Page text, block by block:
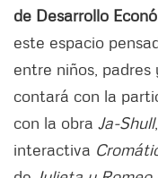
de Desarrollo
este espacio
entre niños, padres
contará con la
con la obra Ja-Shull
interactiva